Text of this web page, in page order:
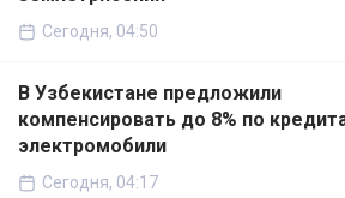
Сегодня, 04:50
В Узбекистане предложили
компенсировать до 8% по
электромобили
Сегодня, 04:17